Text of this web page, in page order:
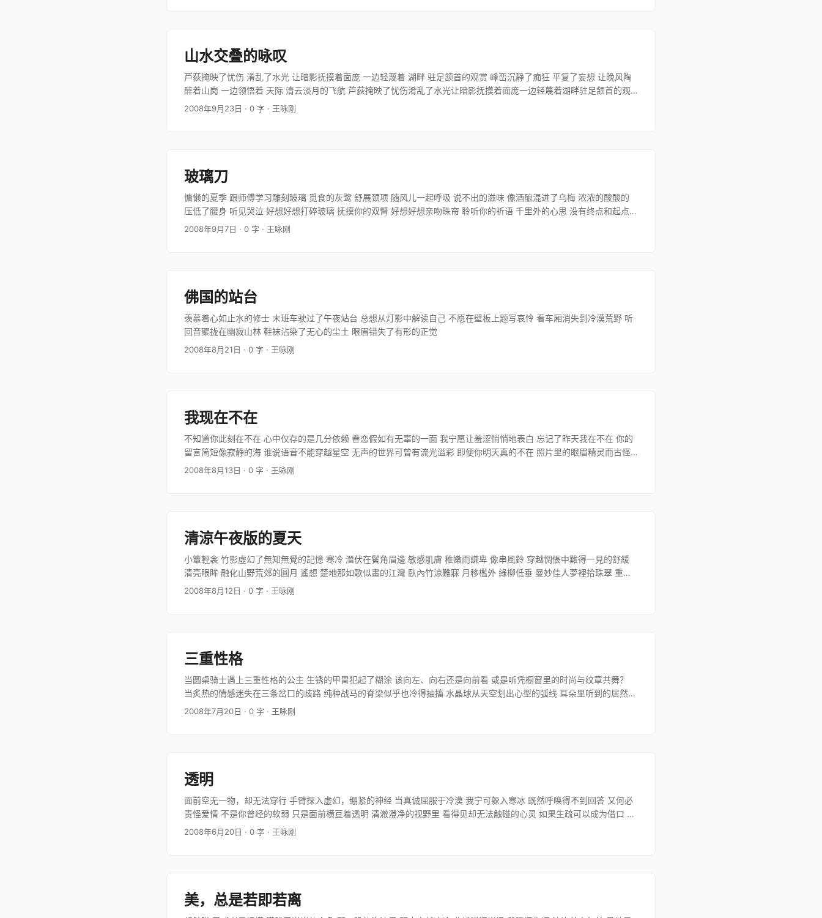
山水交叠的咏叹
芦荻掩映了忧伤 淆乱了水光 让暗影抚摸着面庞 一边轻蔑着 湖畔 驻足颔首的观赏 峰峦沉静了痴狂 平复了妄想 让晚风陶
醉着山岗 一边领悟着 天际 清云淡月的飞航 芦荻掩映了忧伤淆乱了水光让暗影抚摸着面庞一边轻蔑着湖畔驻足颔首的观
赏 峰峦沉静了…
2008年9月23日 · 0 字 · 王咏刚
玻璃刀
慵懒的夏季 跟师傅学习雕刻玻璃 觅食的灰鹭 舒展颈项 随风儿一起呼吸 说不出的滋味 像酒酿混进了乌梅 浓浓的酸酸的
压低了腰身 听见哭泣 好想好想打碎玻璃 抚摸你的双臂 好想好想亲吻珠帘 聆听你的祈语 千里外的心思 没有终点和起点的
回忆 痛…
2008年9月7日 · 0 字 · 王咏刚
佛国的站台
羡慕着心如止水的修士 末班车驶过了午夜站台 总想从灯影中解读自己 不愿在壁板上题写哀怜 看车厢消失到冷漠荒野 听
回音聚拢在幽寂山林 鞋袜沾染了无心的尘土 眼眉错失了有形的正觉
2008年8月21日 · 0 字 · 王咏刚
我现在不在
不知道你此刻在不在 心中仅存的是几分依赖 眷恋假如有无辜的一面 我宁愿让羞涩悄悄地表白 忘记了昨天我在不在 你的
留言简短像寂静的海 谁说语音不能穿越星空 无声的世界可曾有流光溢彩 即便你明天真的不在 照片里的眼眉精灵而古怪
别了山别了水别了…
2008年8月13日 · 0 字 · 王咏刚
清涼午夜版的夏天
小簟輕衾 竹影虛幻了無知無覺的記憶 寒冷 潛伏在鬢角眉邊 敏感肌膚 稚嫩而謙卑 像串風鈴 穿越惆悵中難得一見的舒緩
清亮眼眸 融化山野荒郊的圓月 遙想 楚地那如歌似畫的江灣 臥內竹涼難寐 月移檻外 綠柳低垂 曼妙佳人夢裡拾珠翠 重露
涓滴 飛…
2008年8月12日 · 0 字 · 王咏刚
三重性格
当圆桌骑士遇上三重性格的公主 生锈的甲胄犯起了糊涂 该向左、向右还是向前看 或是听凭橱窗里的时尚与纹章共舞？
当炙热的情感迷失在三条岔口的歧路 纯种战马的脊梁似乎也冷得抽搐 水晶球从天空划出心型的弧线 耳朵里听到的居然是
阿拉伯兄弟的祷祝 当…
2008年7月20日 · 0 字 · 王咏刚
透明
面前空无一物，却无法穿行 手臂探入虚幻，绷紧的神经 当真诚屈服于冷漠 我宁可躲入寒冰 既然呼唤得不到回答 又何必
责怪爱情 不是你曾经的软弱 只是面前横亘着透明 清澈澄净的视野里 看得见却无法触碰的心灵 如果生疏可以成为借口 为
什么爽朗不会暗…
2008年6月20日 · 0 字 · 王咏刚
美，总是若即若离